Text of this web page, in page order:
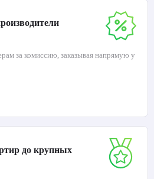
за комиссию, заказывая напрямую у
до крупных